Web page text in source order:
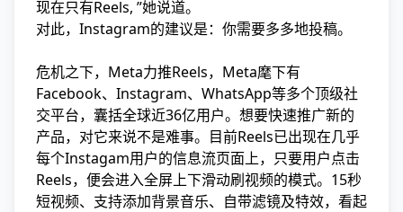
现在只有Reels, ”她说道。
对此，Instagram的建议是：你需要多多地投稿。
危机之下，Meta力推Reels，Meta麾下有
Facebook、Instagram、WhatsApp等多个顶级社
交平台，囊括全球近36亿用户。想要快速推广新的
产品，对它来说不是难事。目前Reels已出现在几乎
每个Instagam用户的信息流页面上，只要用户点击
Reels，便会进入全屏上下滑动刷视频的模式。15秒
短视频、支持添加背景音乐、自带滤镜及特效，看起